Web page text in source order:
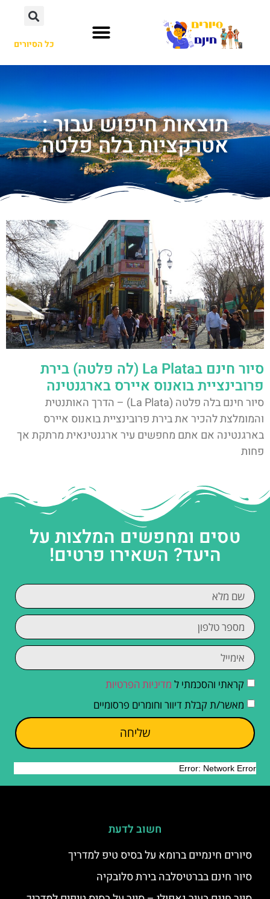
כל הסיורים
תוצאות חיפוש עבור :
אטרקציות בלה פלטה
סיור חינם בLa Plata (לה פלטה) בירת
פרובינציית בואנוס איירס בארגנטינה
סיור חינם בלה פלטה (La Plata) – הדרך האותנטית
והמומלצת להכיר את בירת פרובינציית בואנוס איירס
בארגנטינה אם אתם מחפשים עיר ארגנטינאית מרתקת אך
פחות
טסים ומחפשים המלצות על
היעד? השאירו פרטים!
קראתי והסכמתי ל מדיניות הפרטיות
מאשר/ת קבלת דיוור וחומרים פרסומיים
שליחה
חשוב לדעת
סיורים חינמיים ברומא על בסיס טיפ למדריך
סיור חינם בברטיסלבה בירת סלובקיה